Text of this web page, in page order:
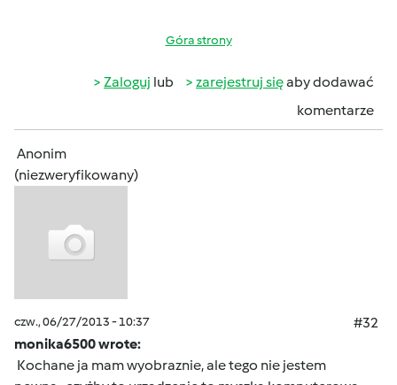
Góra strony
Zaloguj lub zarejestruj sięaby dodawać
komentarze
Anonim
(niezweryfikowany)
czw., 06/27/2013 - 10:37
#32
monika6500 wrote:
Kochane ja mam wyobraznie, ale tego nie jestem